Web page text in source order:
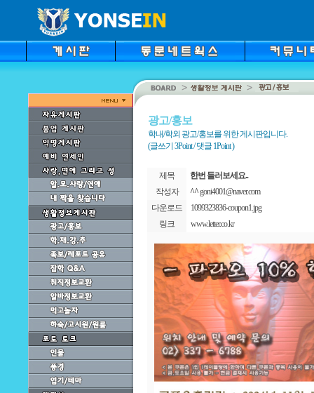
광고/홍보
학내/학외 광고/홍보를 위한 게시판입니다.
(글쓰기 3Point / 댓글 1Point )
제목
한번 들러보세요..
작성자
^^goni4001@naver.com
다운로드
1099323836-coupon1.jpg
링크
www.letter.co.kr